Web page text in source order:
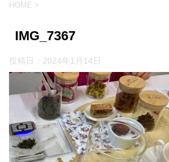
HOME >
IMG_7367
投稿日： 2024年1月14日